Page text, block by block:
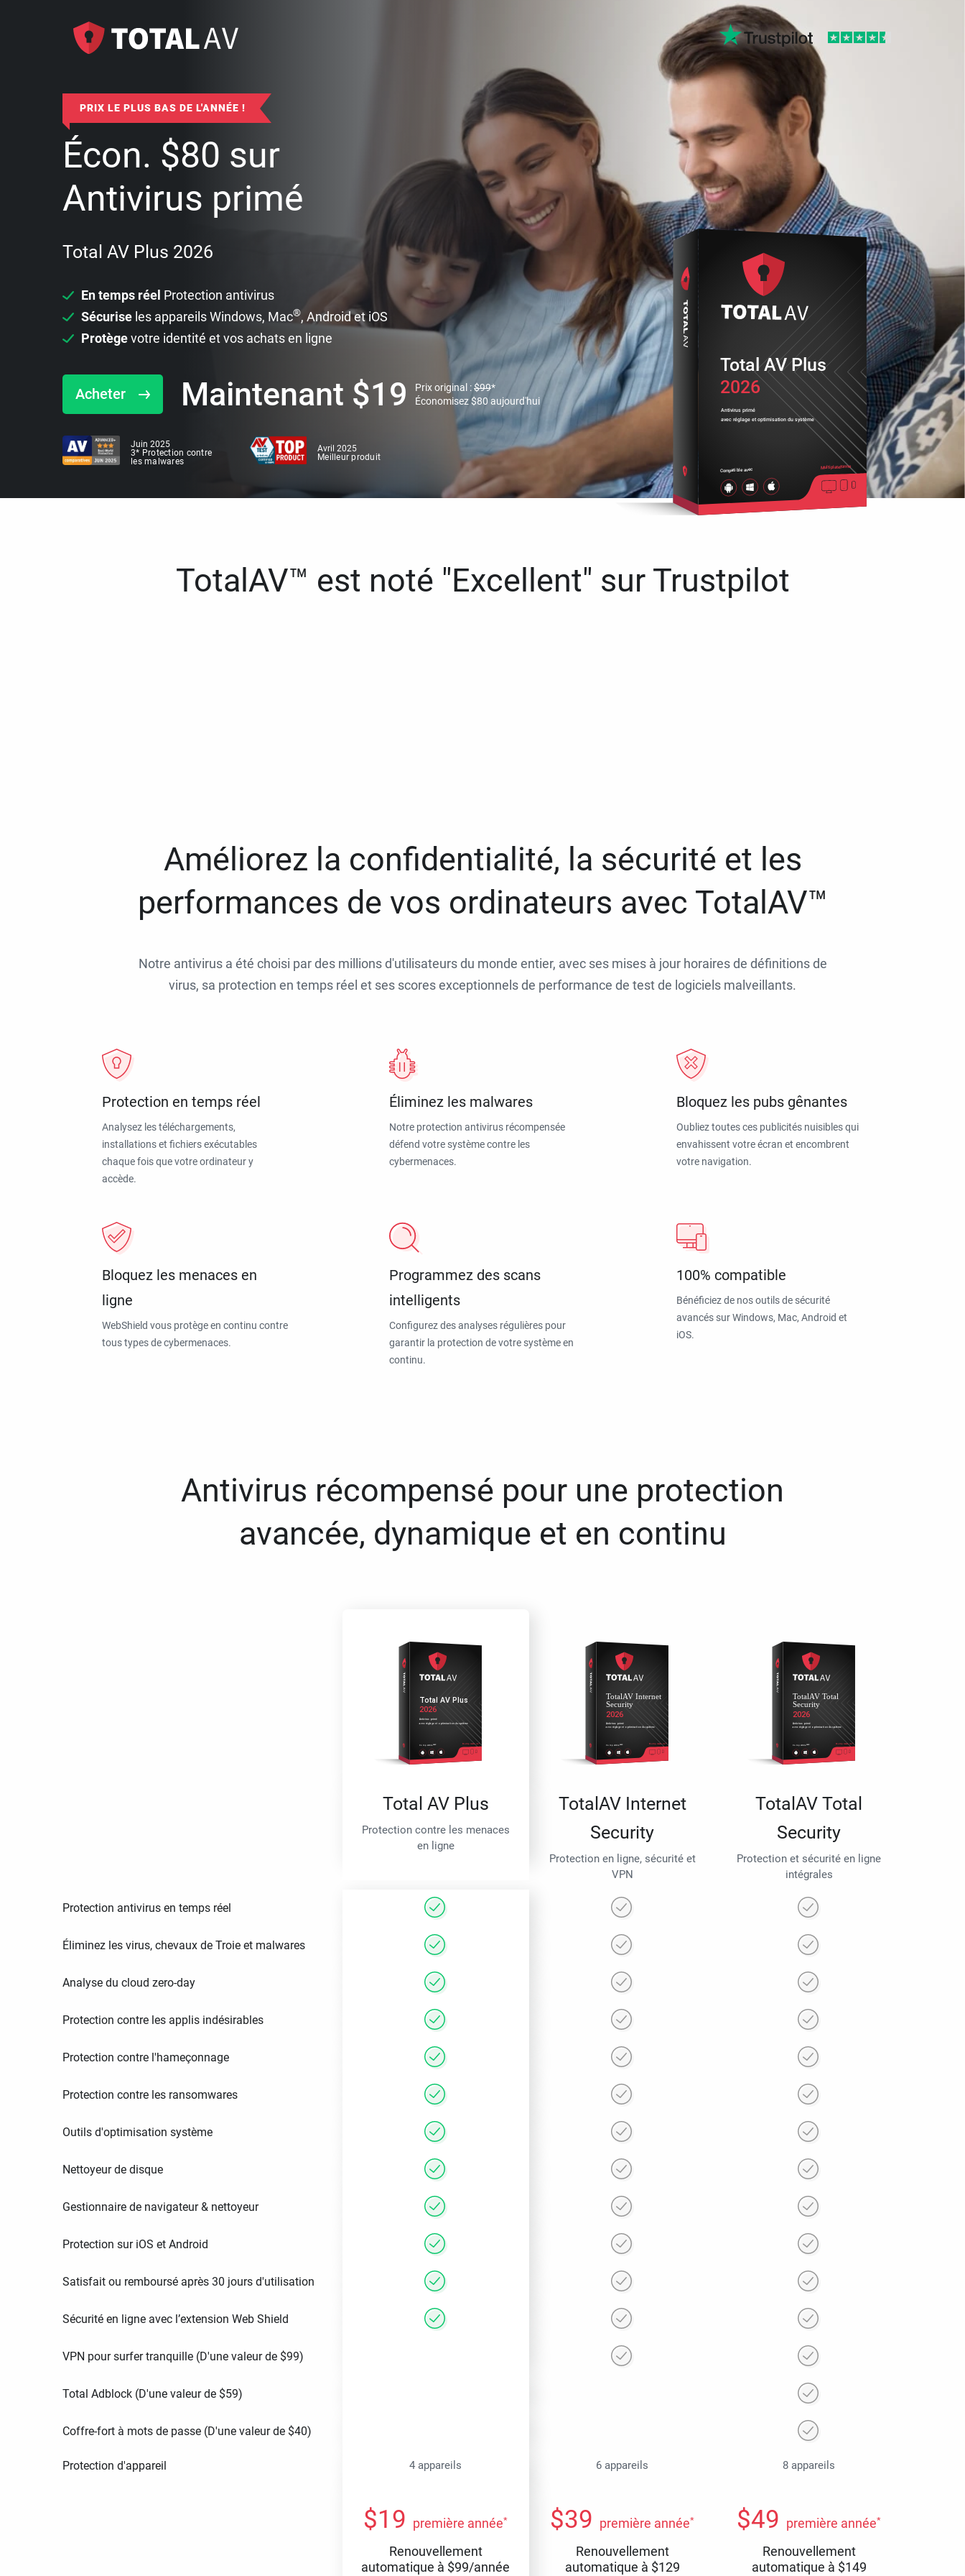
PRIX LE PLUS BAS DE L'ANNÉE !
Écon. $80 sur
Antivirus primé
Total AV Plus 2026
En temps réel Protection antivirus
Sécurise les appareils Windows, Mac®, Android et iOS
Protègevotre identité et vos achats en ligne
Acheter Maintenant $19 Prix original :$99*
Économisez$80 aujourd'hui
Juin 2025
3* Protection contre
les malwares
Avril 2025
Meilleur produit
2026
Antivirus primé
avec réglage et optimisation du système
Compatible avec Multiplateforme
Total AV Plus
TotalAV™ est noté "Excellent" sur Trustpilot
Améliorez la confidentialité, la sécurité et les
performances de vos ordinateurs avec TotalAV™
Notre antivirus a été choisi par des millions d'utilisateurs du monde entier, avec ses mises à jour horaires de définitions de
virus, sa protection en temps réel et ses scores exceptionnels de performance de test de logiciels malveillants.
Protection en temps réel
Analysez les téléchargements,
installations et fichiers exécutables
chaque fois que votre ordinateur y
accède.
Éliminez les malwares
Notre protection antivirus récompensée
défend votre système contre les
cybermenaces.
Bloquez les pubs gênantes
Oubliez toutes ces publicités nuisibles qui
envahissent votre écran et encombrent
votre navigation.
Bloquez les menaces en
ligne
WebShield vous protège en continu contre
tous types de cybermenaces.
Programmez des scans
intelligents
Configurez des analyses régulières pour
garantir la protection de votre système en
continu.
100% compatible
Bénéficiez de nos outils de sécurité
avancés sur Windows, Mac, Android et
iOS.
Antivirus récompensé pour une protection
avancée, dynamique et en continu
Total AV Plus
Protection contre les menaces
en ligne
TotalAV Internet
Security
Protection en ligne, sécurité et
VPN
TotalAV Total
Security
Protection et sécurité en ligne
intégrales
Protection antivirus en temps réel
Éliminez les virus, chevaux de Troie et malwares
Analyse du cloud zero-day
Protection contre les applis indésirables
Protection contre l'hameçonnage
Protection contre les ransomwares
Outils d'optimisation système
Nettoyeur de disque
Gestionnaire de navigateur & nettoyeur
Protection sur iOS et Android
Satisfait ou remboursé après 30 jours d'utilisation
Sécurité en ligne avec l’extension Web Shield
VPN pour surfer tranquille (D'une valeur de $99)
Total Adblock (D'une valeur de $59)
Coffre-fort à mots de passe (D'une valeur de $40)
Protection d'appareil 4 appareils 6 appareils 8 appareils
$19 première année*
Renouvellement
automatique à $99/année
$39 première année*
Renouvellement
automatique à $129
$49 première année*
Renouvellement
automatique à $149